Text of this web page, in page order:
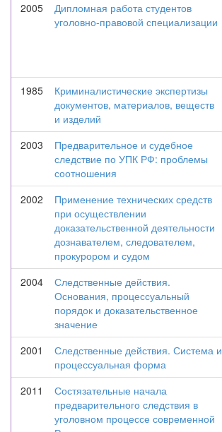
2005
Дипломная работа студентов
уголовно-правовой специализации
1985
Криминалистические экспертизы
документов, материалов, веществ
и изделий
2003
Предварительное и судебное
следствие по УПК РФ: проблемы
соотношения
2002
Применение технических средств
при осуществлении
доказательственной деятельности
дознавателем, следователем,
прокурором и судом
2004
Следственные действия.
Основания, процессуальный
порядок и доказательственное
значение
2001
Следственные действия. Система и
процессуальная форма
2011
Состязательные начала
предварительного следствия в
уголовном процессе современной